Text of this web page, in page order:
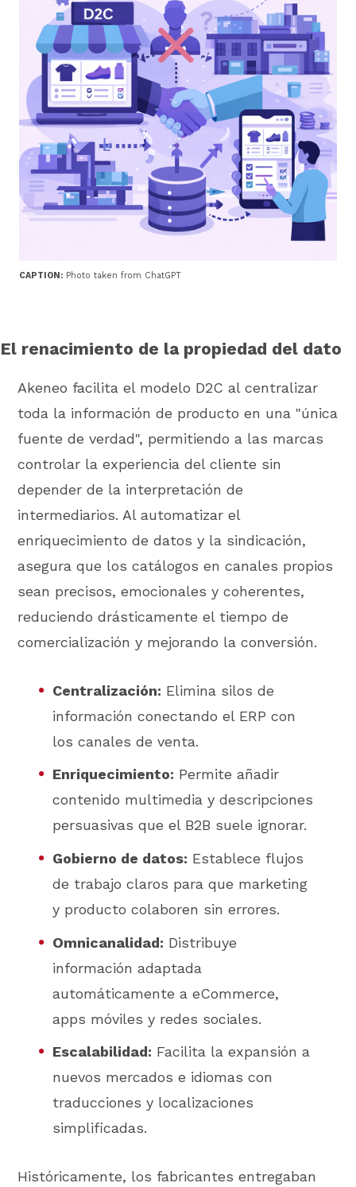
CAPTION: Photo taken from ChatGPT
El renacimiento de la propiedad del dato
Akeneo facilita el modelo D2C al centralizar
toda la información de producto en una "única
fuente de verdad", permitiendo a las marcas
controlar la experiencia del cliente sin
depender de la interpretación de
intermediarios. Al automatizar el
enriquecimiento de datos y la sindicación,
asegura que los catálogos en canales propios
sean precisos, emocionales y coherentes,
reduciendo drásticamente el tiempo de
comercialización y mejorando la conversión.
Centralización: Elimina silos de
información conectando el ERP con
los canales de venta.
Enriquecimiento: Permite añadir
contenido multimedia y descripciones
persuasivas que el B2B suele ignorar.
Gobierno de datos: Establece flujos
de trabajo claros para que marketing
y producto colaboren sin errores.
Omnicanalidad: Distribuye
información adaptada
automáticamente a eCommerce,
apps móviles y redes sociales.
Escalabilidad: Facilita la expansión a
nuevos mercados e idiomas con
traducciones y localizaciones
simplificadas.
Históricamente, los fabricantes entregaban